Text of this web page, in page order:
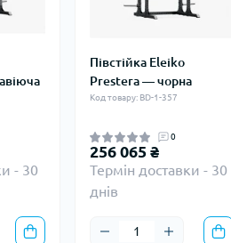
- 30
Півстійка Eleiko
Prestera — чорна
Код товару: BD-1-357
0
256 065 ₴
Термін доставки - 30
днів